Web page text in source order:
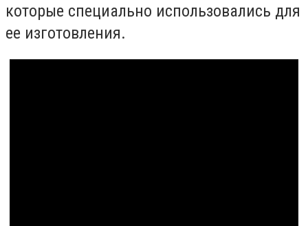
которые специально использовались для
ее изготовления.